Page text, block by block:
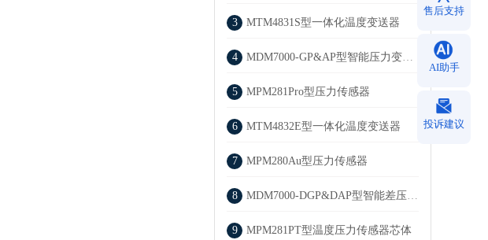
3 MTM4831S型一体化温度变送器
4 MDM7000-GP&AP型智能压力变送器
5 MPM281Pro型压力传感器
6 MTM4832E型一体化温度变送器
7 MPM280Au型压力传感器
8 MDM7000-DGP&DAP型智能差压变送器
9 MPM281PT型温度压力传感器芯体
售后支持
AI助手
投诉建议